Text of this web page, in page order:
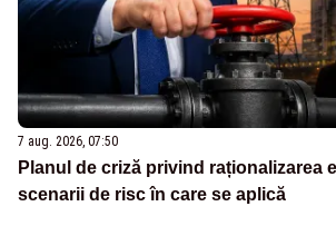
7 aug. 2026, 07:50
Planul de criză privind raționalizarea
scenarii de risc în care se aplică